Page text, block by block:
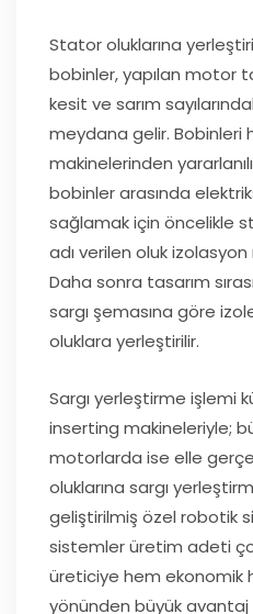
Stator oluklarına
bobinler, yapılan motor
kesit ve sarım
meydana gelir. Bobinleri
makinelerinden
bobinler arasında
sağlamak için öncelikle
adı verilen oluk
Daha sonra tasarım
sargı şemasına göre
oluklara yerleştirilir.
Sargı yerleştirme işlemi
inserting makineleriyle;
motorlarda ise elle
oluklarına sargı
geliştirilmiş özel robotik
sistemler üretim adeti
üreticiye hem ekonomik
yönünden büyük avantaj